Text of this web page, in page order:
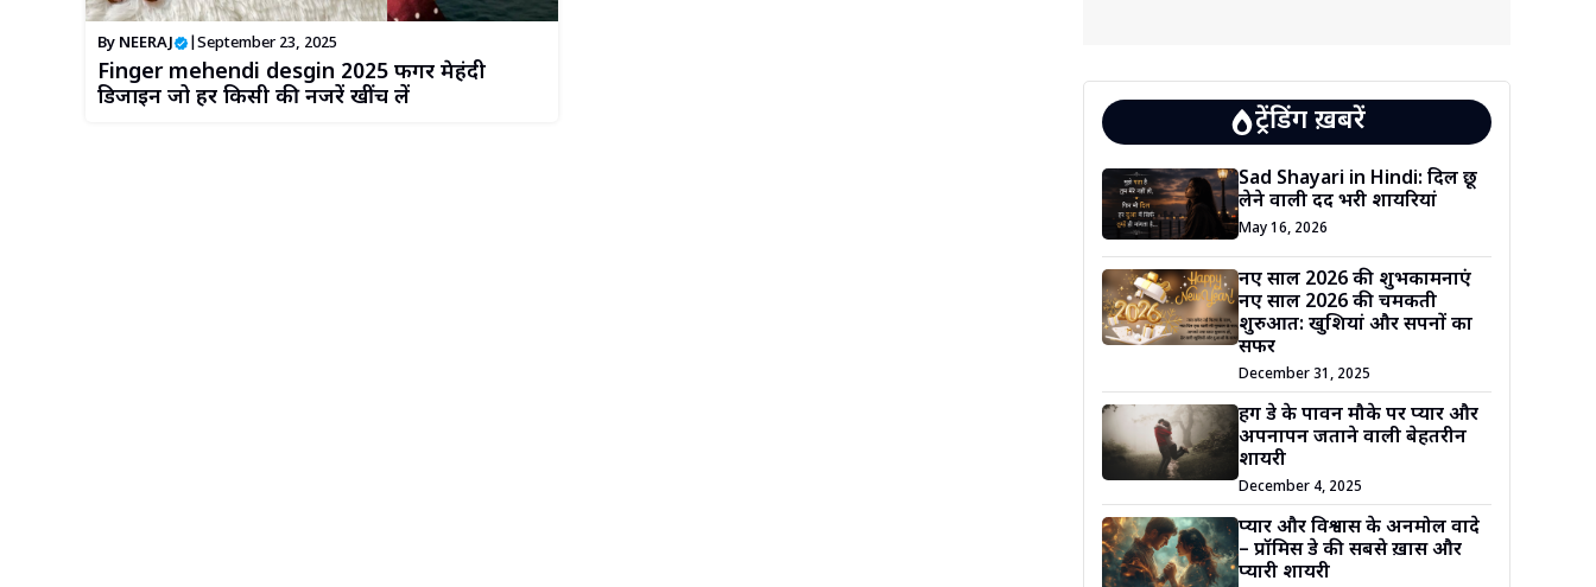
By NEERAJ September 23, 2025
Finger mehendi desgin 2025 फिंगर मेहंदी
डिजाइन जो हर किसी की नजरें खींच लें
ट्रेंडिंग ख़बरें
Sad Shayari in Hindi: दिल छू
लेने वाली दर्द भरी शायरियां
May 16, 2026
नए साल 2026 की शुभकामनाएं
नए साल 2026 की चमकती
शुरुआत: खुशियां और सपनों का
सफर
December 31, 2025
हग डे के पावन मौके पर प्यार और
अपनापन जताने वाली बेहतरीन
शायरी
December 4, 2025
प्यार और विश्वास के अनमोल वादे
– प्रॉमिस डे की सबसे ख़ास और
प्यारी शायरी